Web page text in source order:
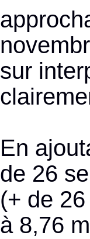
sur
En
de 26
(+ de
à 8,76